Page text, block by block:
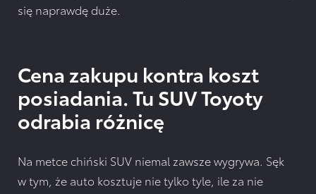
się naprawdę duże.
Cena zakupu kontra koszt
posiadania. Tu SUV Toyoty
odrabia różnicę
Na metce chiński SUV niemal zawsze wygrywa. Sęk
w tym, że auto kosztuje nie tylko tyle, ile za nie